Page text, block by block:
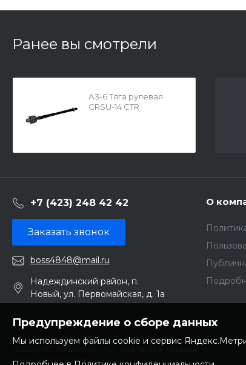
Ранее вы смотрели
А3-6 Тяга рулевая
CRSU-14 CTR
+7 (423) 248 42 42
Заказать звонок
boss4848@mail.ru
Надеждинский район, п.
Новый, ул. Первомайская, д. 1а
О
© 2026 ИП Бондарчук А.А. Все права защищены.
ИНН: 252100758085
Предупреждение о сборе данных
Мы используем файлы cookie и сервис